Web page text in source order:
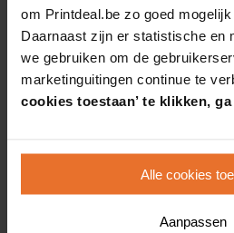
om Printdeal.be zo goed mogelijk
Daarnaast zijn er statistische en
we gebruiken om de
marketinguitingen continue te
cookies toestaan’ te klikken,
Alle cookies
Aanpassen